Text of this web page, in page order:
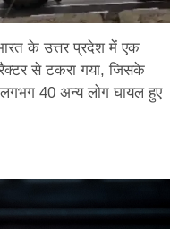
के उत्तर प्रदेश में एक
से टकरा गया, जिसके
40 अन्य लोग घायल हुए